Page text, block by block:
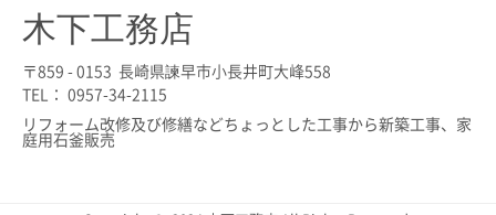
木下工務店
〒859 - 0153 長崎県諫早市小長井町大峰558
TEL： 0957-34-2115
リフォーム改修及び修繕などちょっとした工事から新築工事、家
庭用石釜販売